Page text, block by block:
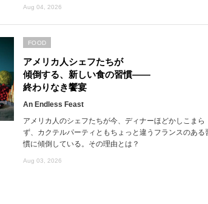
Aug 04, 2026
アメリカ人シェフたちが
傾倒する、新しい食の習慣――
終わりなき饗宴
An Endless Feast
アメリカ人のシェフたちが今、ディナーほどかしこまら
ず、カクテルパーティともちょっと違うフランスのある
慣に傾倒している。その理由とは？
Aug 03, 2026
FOOD